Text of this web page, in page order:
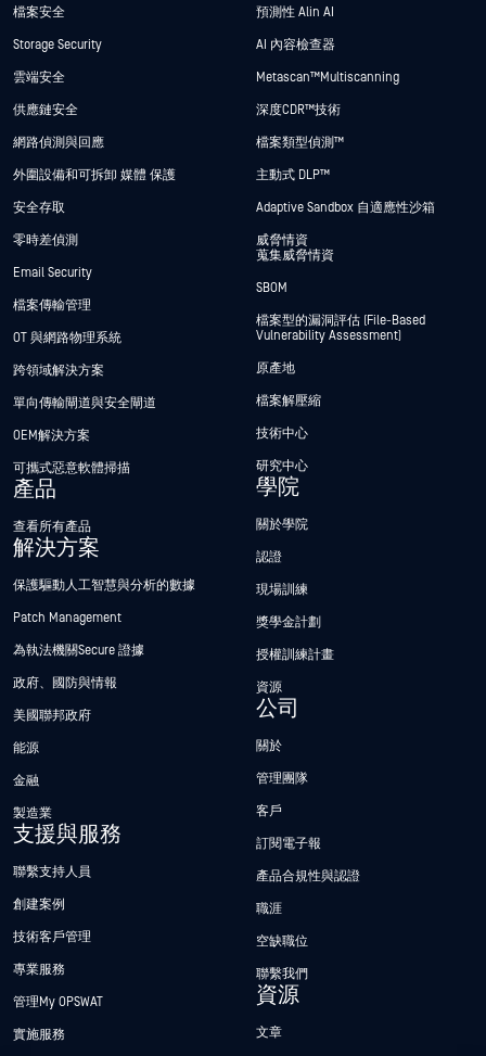
檔案安全
Storage Security
雲端安全
供應鏈安全
網路偵測與回應
外圍設備和可拆卸 媒體 保護
安全存取
零時差偵測
Email Security
檔案傳輸管理
OT 與網路物理系統
跨領域解決方案
單向傳輸閘道與安全閘道
OEM解決方案
可攜式惡意軟體掃描
產品
查看所有產品
解決方案
保護驅動人工智慧與分析的數據
Patch Management
為執法機關Secure 證據
政府、國防與情報
美國聯邦政府
能源
金融
製造業
支援與服務
聯繫支持人員
創建案例
技術客戶管理
專業服務
管理My OPSWAT
實施服務
預測性 Alin AI
AI 內容檢查器
Metascan™ Multiscanning
深度CDR™技術
檔案類型偵測™
主動式 DLP™
Adaptive Sandbox 自適應性沙箱
威脅情資
蒐集威脅情資
SBOM
檔案型的漏洞評估 (File-Based
Vulnerability Assessment)
原產地
檔案解壓縮
技術中心
研究中心
學院
關於學院
認證
現場訓練
獎學金計劃
授權訓練計畫
資源
公司
關於
管理團隊
客戶
訂閱電子報
產品合規性與認證
職涯
空缺職位
聯繫我們
資源
文章